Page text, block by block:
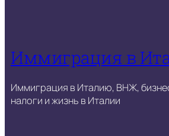
Иммиграция в
Иммиграция в Италию, ВНЖ,
налоги и жизнь в Италии